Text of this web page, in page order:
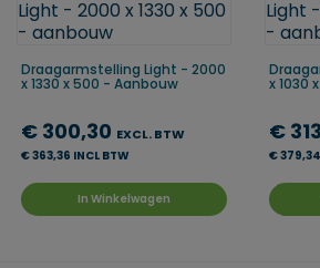
Draagarmstelling Light - 2000
x 1330 x 500 - Aanbouw
€ 300,30 EXCL. BTW
€ 363,36 INCL BTW
In Winkelwagen
x 1030
€
€